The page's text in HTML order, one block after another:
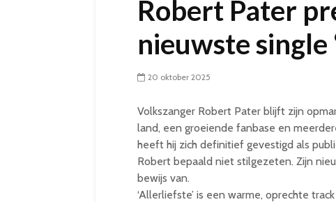
Robert Pater
nieuwste single
20 oktober 2025
Volkszanger Robert Pater blijft zijn
land, een groeiende fanbase en
heeft hij zich definitief gevestigd als
Robert bepaald niet stilgezeten. Zijn
bewijs van.
‘Allerliefste’ is een warme, oprechte